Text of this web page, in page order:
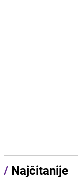
/ Najčitanije